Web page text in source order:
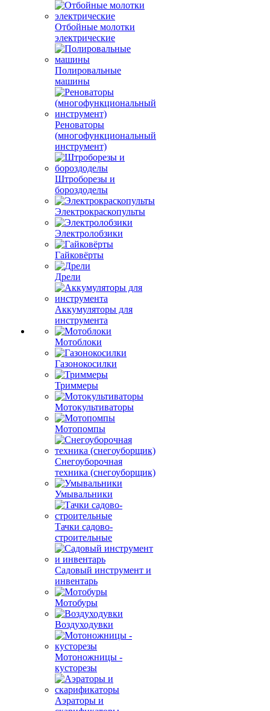
Отбойные молотки
электрические
Полировальные
машины
Реноваторы
(многофункциональный
инструмент)
Штроборезы и
бороздоделы
Электрокраскопульты
Электролобзики
Гайковёрты
Дрели
Аккумуляторы для
инструмента
Мотоблоки
Газонокосилки
Триммеры
Мотокультиваторы
Мотопомпы
Снегоуборочная
техника (снегоуборщик)
Умывальники
Тачки садово-
строительные
Садовый инструмент и
инвентарь
Мотобуры
Воздуходувки
Мотоножницы -
кусторезы
Аэраторы и